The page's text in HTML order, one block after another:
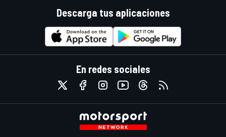
Descarga tus aplicaciones
En redes sociales